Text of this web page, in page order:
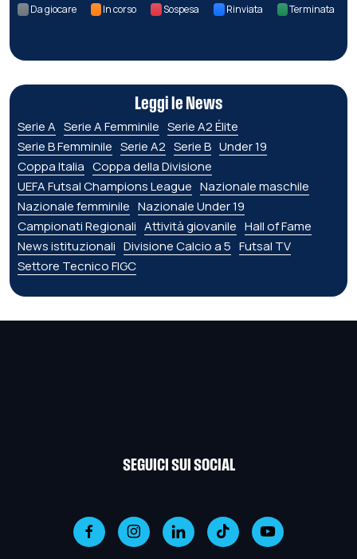
Da giocare In corso Sospesa Rinviata Terminata
Leggi le News
Serie A Serie A Femminile Serie A2 Élite
Serie B Femminile Serie A2 Serie B Under 19
Coppa Italia Coppa della Divisione
UEFA Futsal Champions League Nazionale maschile
Nazionale femminile Nazionale Under 19
Campionati Regionali Attività giovanile Hall of Fame
News istituzionali Divisione Calcio a 5 Futsal TV
Settore Tecnico FIGC
SEGUICI SUI SOCIAL